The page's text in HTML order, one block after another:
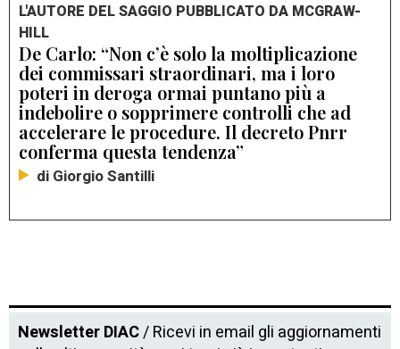
L'AUTORE DEL SAGGIO PUBBLICATO DA MCGRAW-
HILL
De Carlo: “Non c’è solo la moltiplicazione
dei commissari straordinari, ma i loro
poteri in deroga ormai puntano più a
indebolire o sopprimere controlli che ad
accelerare le procedure. Il decreto Pnrr
conferma questa tendenza”
di Giorgio Santilli
Newsletter DIAC/ Ricevi in email gli aggiornamenti